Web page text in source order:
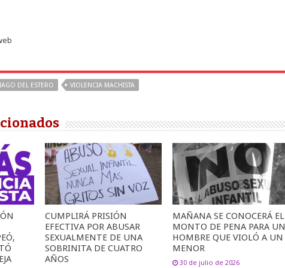
DEL ESTERO VIOLENCIA MACHISTA
CUMPLIRÁ PRISIÓN
EFECTIVA POR ABUSAR
SEXUALMENTE DE UNA
SOBRINITA DE CUATRO
AÑOS
MAÑANA SE CONOCERÁ EL
MONTO DE PENA PARA UN
HOMBRE QUE VIOLÓ A UN
MENOR
30 de julio de 2026